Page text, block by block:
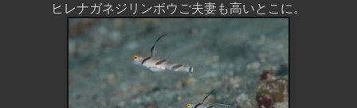
ヒレナガネジリンボウご夫妻も高いとこに。